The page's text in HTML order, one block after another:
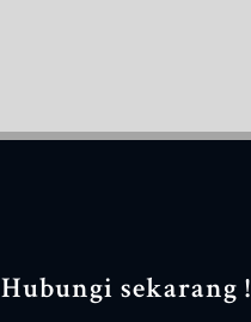
Hubungi sekarang !